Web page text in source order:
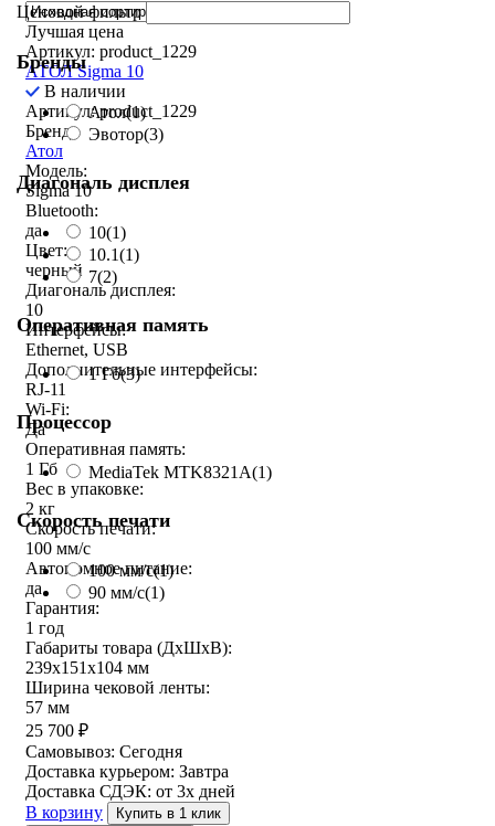
Ценовой фильтр
Бренды
Атол(1)
Эвотор(3)
Диагональ дисплея
10(1)
10.1(1)
7(2)
Оперативная память
1 Гб(3)
Процессор
MediaTek MTK8321A(1)
Скорость печати
100 мм/с(1)
90 мм/с(1)
Лучшая цена
Артикул: product_1229
АТОЛ Sigma 10
В наличии
Артикул: product_1229
Бренд:
Атол
Модель:
Sigma 10
Bluetooth:
да
Цвет:
черный
Диагональ дисплея:
10
Интерфейсы:
Ethernet, USB
Дополнительные интерфейсы:
RJ-11
Wi-Fi:
Да
Оперативная память:
1 Гб
Вес в упаковке:
2 кг
Скорость печати:
100 мм/с
Автономное питание:
да
Гарантия:
1 год
Габариты товара (ДxШxВ):
239х151х104 мм
Ширина чековой ленты:
57 мм
25 700 ₽
Самовывоз: Сегодня
Доставка курьером: Завтра
Доставка СДЭК: от 3х дней
В корзину
Купить в 1 клик